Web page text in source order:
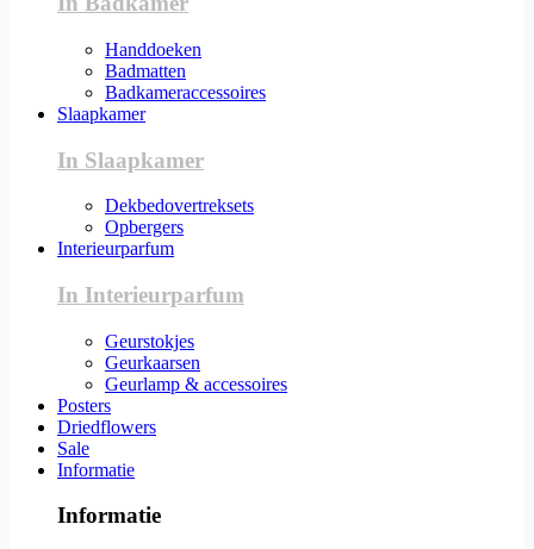
Handdoeken
Badmatten
Badkameraccessoires
Slaapkamer
In Slaapkamer
Dekbedovertreksets
Opbergers
Interieurparfum
In Interieurparfum
Geurstokjes
Geurkaarsen
Geurlamp & accessoires
Posters
Driedflowers
Sale
Informatie
Informatie